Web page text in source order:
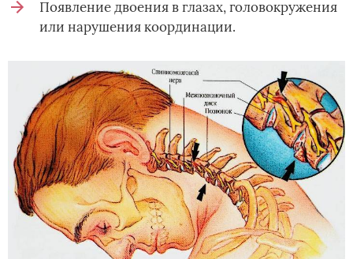
Появление двоения в глазах, головокружения
или нарушения координации.